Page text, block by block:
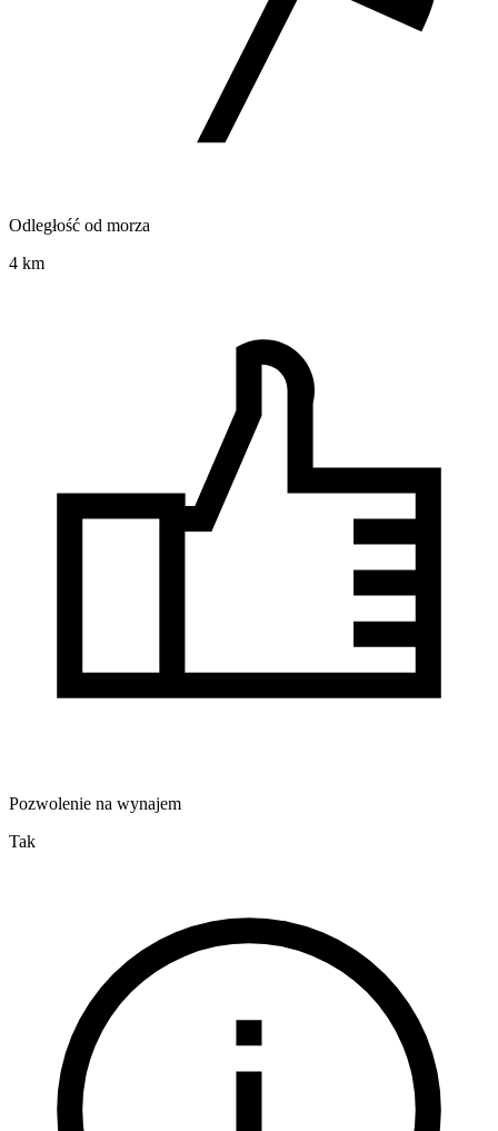
Odległość od morza
4 km
Pozwolenie na wynajem
Tak